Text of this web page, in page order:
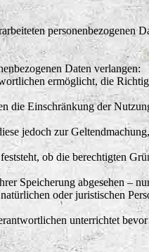
personenbezogenen
Daten verlangen:
ermöglicht, die
die Einschränkung der
jedoch zur
ob die berechtigten
Speicherung abgesehen –
oder juristischen
unterrichtet